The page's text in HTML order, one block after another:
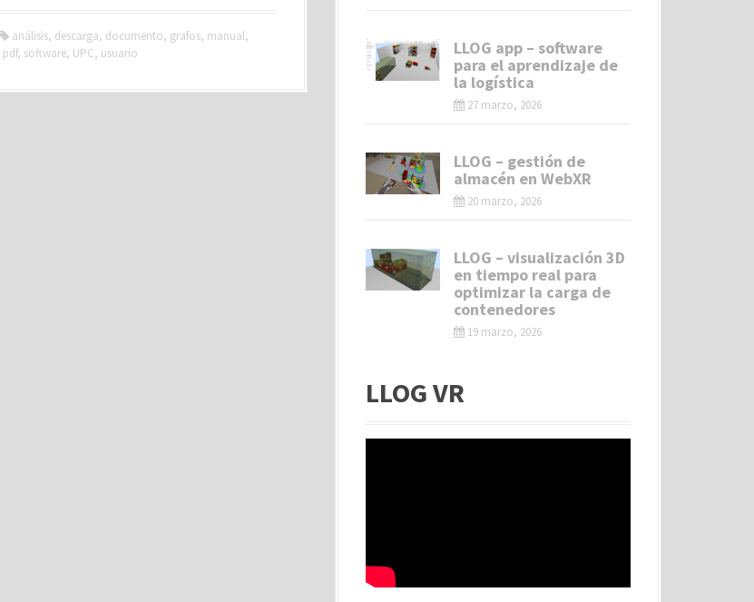
análisis, descarga, documento, grafos, manual,
pdf, software, UPC, usuario
LLOG app – software
para el aprendizaje de
la logística
27 marzo, 2026
LLOG – gestión de
almacén en WebXR
20 marzo, 2026
LLOG – visualización 3D
en tiempo real para
optimizar la carga de
contenedores
19 marzo, 2026
LLOG VR